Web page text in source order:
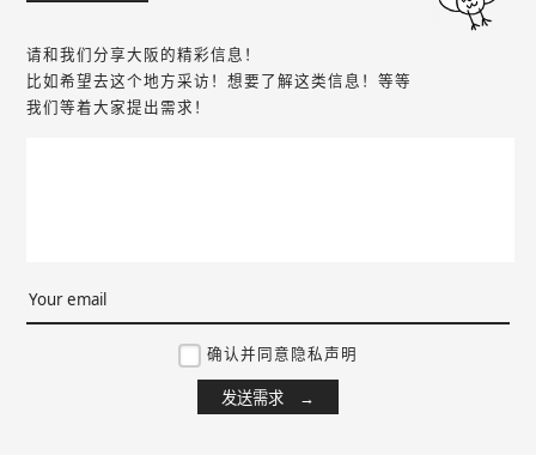
请和我们分享大阪的精彩信息！
比如希望去这个地方采访！想要了解这类信息！等等
我们等着大家提出需求！
确认并同意隐私声明